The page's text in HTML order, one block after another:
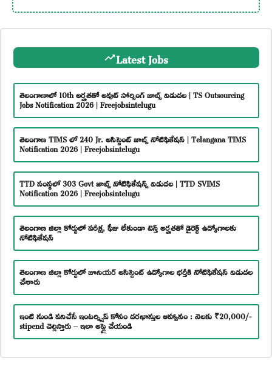
Latest Jobs
తెలంగాణాలో 10th అర్హతతో అవుట్ సోర్సింగ్ జాబ్స్ విడుదల | TS Outsourcing
Jobs Notification 2026 | Freejobsintelugu
తెలంగాణ TIMS లో 240 Jr. అసిస్టెంట్ జాబ్స్ నోటిఫికేషన్ | Telangana TIMS
Notification 2026 | Freejobsintelugu
TTD సంస్థలో 303 Govt జాబ్స్ నోటిఫికేషన్స్ విడుదల | TTD SVIMS
Notification 2026 | Freejobsintelugu
తెలంగాణ జిల్లా కోర్టులో పరీక్ష, ఫీజు లేకుండా టెన్త్ అర్హతతో డైరెక్ట్ ఉద్యోగాలకు
నోటిఫికేషన్
తెలంగాణ జిల్లా కోర్టులో జూనియర్ అసిస్టెంట్ ఉద్యోగాల భర్తీకి నోటిఫికేషన్ విడుదల
చేశారు
ఇంటి నుండి పనిచేసే ఇంటర్న్షిప్ కోసం దరఖాస్తుల ఆహ్వానం : నెలకు ₹20,000/-
stipend చెల్లిస్తారు – ఇలా అప్లై చేయండి